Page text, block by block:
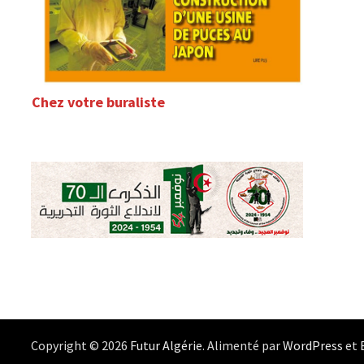
Chez votre buraliste
Copyright © 2026 Futur Algérie. Alimenté parWordPress et